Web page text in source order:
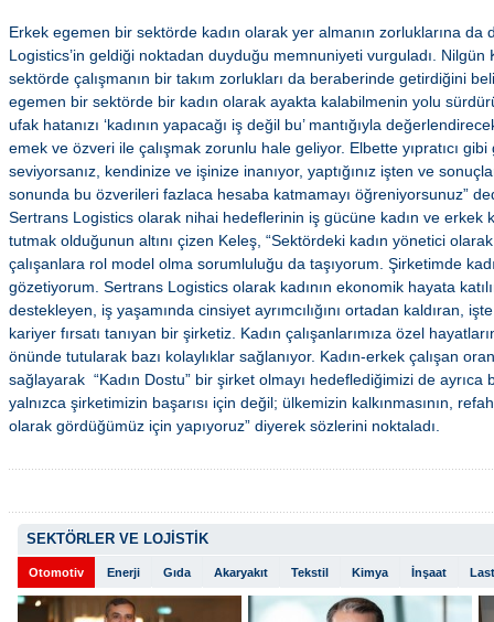
Erkek egemen bir sektörde kadın olarak yer almanın zorluklarına
Logistics’in geldiği noktadan duyduğu memnuniyeti vurguladı. Nilgün
sektörde çalışmanın bir takım zorlukları da beraberinde getirdiğini
egemen bir sektörde bir kadın olarak ayakta kalabilmenin yolu
ufak hatanızı ‘kadının yapacağı iş değil bu’ mantığıyla
emek ve özveri ile çalışmak zorunlu hale geliyor. Elbette yıpratıcı
seviyorsanız, kendinize ve işinize inanıyor, yaptığınız işten ve
sonunda bu özverileri fazlaca hesaba katmamayı öğreniyorsunuz”
Sertrans Logistics olarak nihai hedeflerinin iş gücüne kadın ve erkek
tutmak olduğunun altını çizen Keleş, “Sektördeki kadın yönetici
çalışanlara rol model olma sorumluluğu da taşıyorum. Şirketimde
gözetiyorum. Sertrans Logistics olarak kadının ekonomik hayata
destekleyen, iş yaşamında cinsiyet ayrımcılığını ortadan kaldıran,
kariyer fırsatı tanıyan bir şirketiz. Kadın çalışanlarımıza özel
önünde tutularak bazı kolaylıklar sağlanıyor. Kadın-erkek çalışan
sağlayarak “Kadın Dostu” bir şirket olmayı hedeflediğimizi de
yalnızca şirketimizin başarısı için değil; ülkemizin kalkınmasının,
olarak gördüğümüz için yapıyoruz” diyerek sözlerini noktaladı.
SEKTÖRLER VE LOJİSTİK
Otomotiv Enerji Gıda Akaryakıt Tekstil Kimya İnşaat